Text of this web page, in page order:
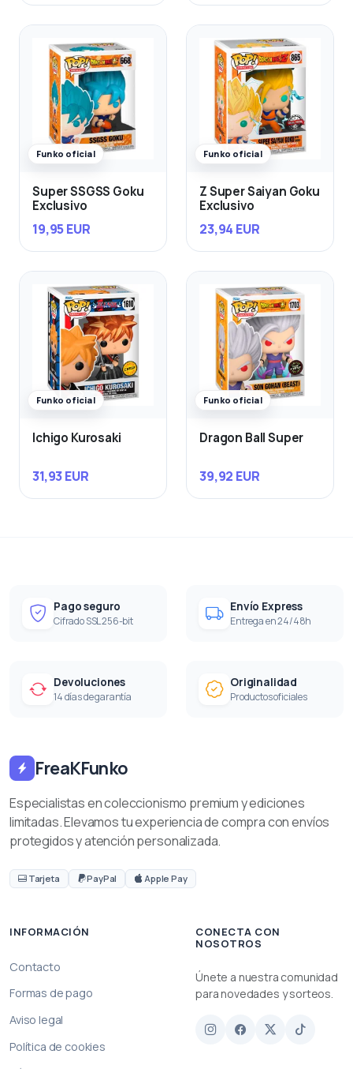
Funko oficial
Super SSGSS Goku
Exclusivo
19,95 EUR
Funko oficial
Z Super Saiyan Goku
Exclusivo
23,94 EUR
Funko oficial
Ichigo Kurosaki
31,93 EUR
Funko oficial
Dragon Ball Super
39,92 EUR
Pago seguro
Cifrado SSL 256-bit
Envío Express
Entrega en 24/48h
Devoluciones
14 días de garantía
Originalidad
Productos oficiales
FreaKFunko
Especialistas en coleccionismo premium y ediciones
limitadas. Elevamos tu experiencia de compra con envíos
protegidos y atención personalizada.
Tarjeta PayPal Apple Pay
INFORMACIÓN
Contacto
Formas de pago
Aviso legal
Política de cookies
CONECTA CON
NOSOTROS
Únete a nuestra comunidad
para novedades y sorteos.